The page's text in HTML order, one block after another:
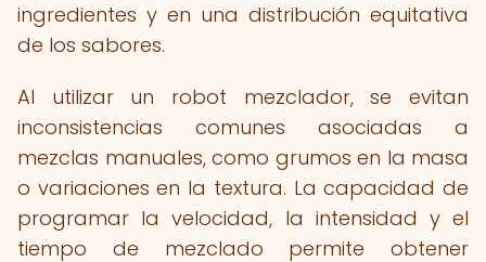
ingredientes y en una distribución equitativa
de los sabores.
Al utilizar un robot mezclador, se evitan
inconsistencias comunes asociadas a
mezclas manuales, como grumos en la masa
o variaciones en la textura. La capacidad de
programar la velocidad, la intensidad y el
tiempo de mezclado permite obtener